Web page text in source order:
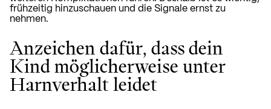
frühzeitig hinzuschauen und die Signale ernst zu
nehmen.
Anzeichen dafür, dass dein
Kind möglicherweise unter
Harnverhalt leidet